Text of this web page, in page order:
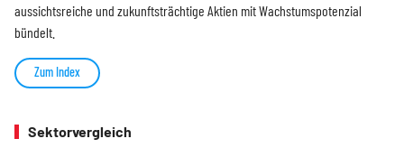
aussichtsreiche und zukunftsträchtige Aktien mit Wachstumspotenzial
bündelt.
Zum Index
Sektorvergleich